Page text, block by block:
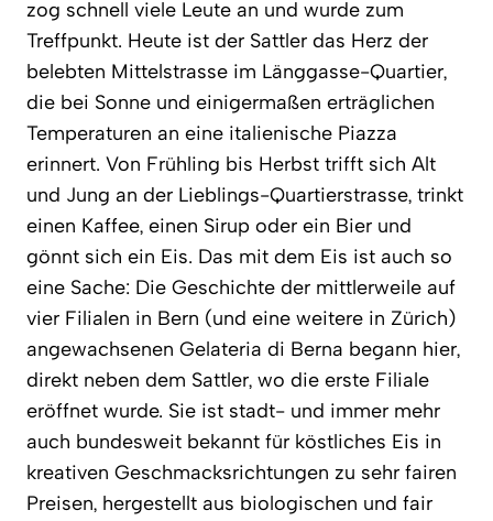
zog schnell viele Leute an und wurde zum
Treffpunkt. Heute ist der Sattler das Herz der
belebten Mittelstrasse im Länggasse-Quartier,
die bei Sonne und einigermaßen erträglichen
Temperaturen an eine italienische Piazza
erinnert. Von Frühling bis Herbst trifft sich Alt
und Jung an der Lieblings-Quartierstrasse, trinkt
einen Kaffee, einen Sirup oder ein Bier und
gönnt sich ein Eis. Das mit dem Eis ist auch so
eine Sache: Die Geschichte der mittlerweile auf
vier Filialen in Bern (und eine weitere in Zürich)
angewachsenen Gelateria di Berna begann hier,
direkt neben dem Sattler, wo die erste Filiale
eröffnet wurde. Sie ist stadt- und immer mehr
auch bundesweit bekannt für köstliches Eis in
kreativen Geschmacksrichtungen zu sehr fairen
Preisen, hergestellt aus biologischen und fair